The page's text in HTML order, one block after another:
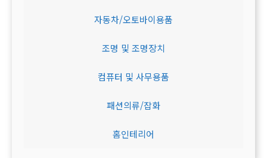
자동차/오토바이용품
조명 및 조명장치
컴퓨터 및 사무용품
패션의류/잡화
홈인테리어